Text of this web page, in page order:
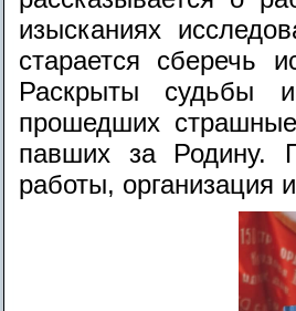
изысканиях
старается сберечь
Раскрыты судьбы
прошедших
павших за Родину.
работы, организация